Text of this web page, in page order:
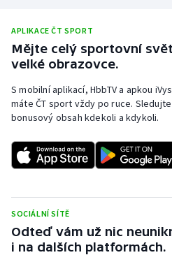
Rychlobruslení
Rychlostní kanoistika
Short track
Stolní tenis
Triatlon
Veslování
APLIKACE ČT SPORT
Mějte celý sportovní
velké obrazovce.
S mobilní aplikací, HbbTV a apkou
máte ČT sport vždy po ruce.
bonusový obsah kdekoli a kdykoli.
SOCIÁLNÍ SÍTĚ
Odteď vám už nic
i na dalších platformách.